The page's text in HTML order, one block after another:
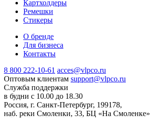
Картхолдеры
Ремешки
Стикеры
О бренде
Для бизнеса
Контакты
8 800 222-10-61 acces@vlpco.ru
Оптовым клиентам support@vlpco.ru
Служба поддержки
в будни с 10.00 до 18.30
Россия, г. Санкт-Петербург, 199178,
наб. реки Смоленки, 33, БЦ «На Смоленке»